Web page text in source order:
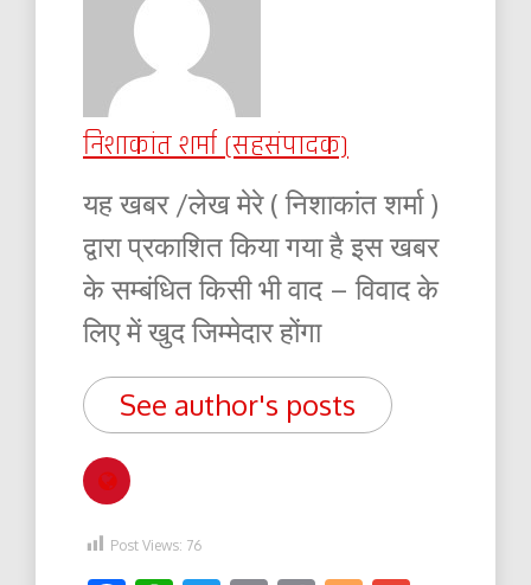
निशाकांत शर्मा (सहसंपादक)
यह खबर /लेख मेरे ( निशाकांत शर्मा )
द्वारा प्रकाशित किया गया है इस खबर
के सम्बंधित किसी भी वाद – विवाद के
लिए में खुद जिम्मेदार होंगा
See author's posts
Post Views: 76